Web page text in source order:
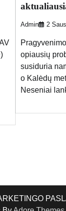
Admin 2
opiausių
susiduria
o Kalėdų
Neseniai